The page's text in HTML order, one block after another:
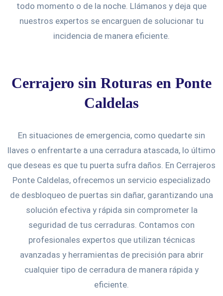
todo momento o de la noche. Llámanos y deja que
nuestros expertos se encarguen de solucionar tu
incidencia de manera eficiente.
Cerrajero sin Roturas en Ponte
Caldelas
En situaciones de emergencia, como quedarte sin
llaves o enfrentarte a una cerradura atascada, lo último
que deseas es que tu puerta sufra daños. En Cerrajeros
Ponte Caldelas, ofrecemos un servicio especializado
de desbloqueo de puertas sin dañar, garantizando una
solución efectiva y rápida sin comprometer la
seguridad de tus cerraduras. Contamos con
profesionales expertos que utilizan técnicas
avanzadas y herramientas de precisión para abrir
cualquier tipo de cerradura de manera rápida y
eficiente.